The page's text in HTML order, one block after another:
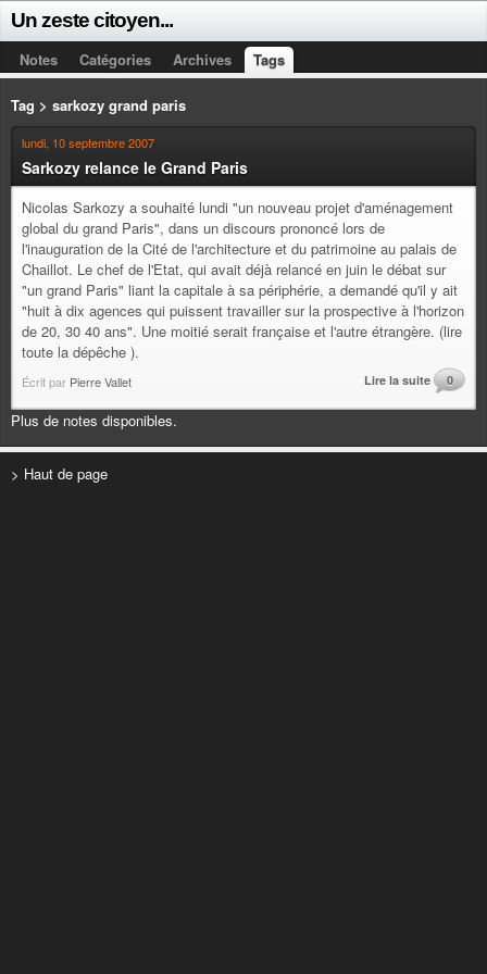
Un zeste citoyen...
Notes Catégories Archives Tags
Tag > sarkozy grand paris
lundi, 10 septembre 2007
Sarkozy relance le Grand Paris
Nicolas Sarkozy a souhaité lundi "un nouveau projet d'aménagement
global du grand Paris", dans un discours prononcé lors de
l'inauguration de la Cité de l'architecture et du patrimoine au palais de
Chaillot. Le chef de l'Etat, qui avait déjà relancé en juin le débat sur
"un grand Paris" liant la capitale à sa périphérie, a demandé qu'il y ait
"huit à dix agences qui puissent travailler sur la prospective à l'horizon
de 20, 30 40 ans". Une moitié serait française et l'autre étrangère. (lire
toute la dépêche ).
Écrit par Pierre Vallet Lire la suite 0
Plus de notes disponibles.
> Haut de page